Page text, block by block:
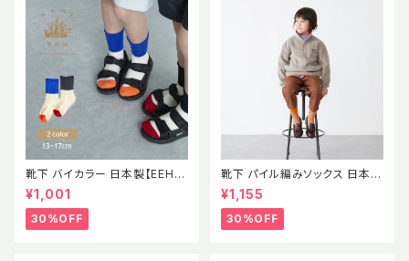
靴下 バイカラー 日本製【EEH】
SS パイル素材 ソックス イース
トエンドハイランダーズ
¥1,001
30%OFF
靴下 パイル編みソックス 日本製
【EEH】 AW
¥1,155
30%OFF